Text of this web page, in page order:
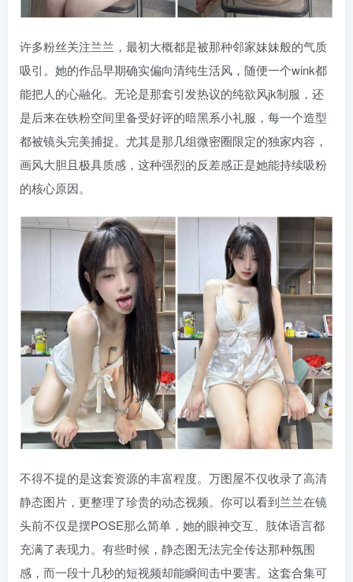
许多粉丝关注兰兰，最初大概都是被那种邻家妹妹般的气质
吸引。她的作品早期确实偏向清纯生活风，随便一个wink都
能把人的心融化。无论是那套引发热议的纯欲风jk制服，还
是后来在铁粉空间里备受好评的暗黑系小礼服，每一个造型
都被镜头完美捕捉。尤其是那几组微密圈限定的独家内容，
画风大胆且极具质感，这种强烈的反差感正是她能持续吸粉
的核心原因。
不得不提的是这套资源的丰富程度。万图屋不仅收录了高清
静态图片，更整理了珍贵的动态视频。你可以看到兰兰在镜
头前不仅是摆POSE那么简单，她的眼神交互、肢体语言都
充满了表现力。有些时候，静态图无法完全传达那种氛围
感，而一段十几秒的短视频却能瞬间击中要害。这套合集可